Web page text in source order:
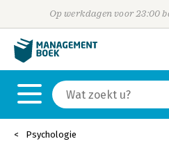
Op werkdagen voor 23:00
Psychologie